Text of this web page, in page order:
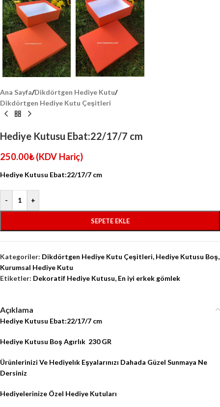
Ana Sayfa/Dikdörtgen Hediye Kutu/
Dikdörtgen Hediye Kutu Çeşitleri
Hediye Kutusu Ebat:22/17/7 cm
250.00₺ (KDV Hariç)
Hediye Kutusu Ebat:22/17/7 cm
- +
SEPETE EKLE
Kategoriler: Dikdörtgen Hediye Kutu Çeşitleri, Hediye Kutusu Boş,
Kurumsal Hediye Kutu
Etiketler: Dekoratif Hediye Kutusu, En iyi erkek gömlek
Açıklama
Hediye Kutusu Ebat:22/17/7 cm
Hediye Kutusu Boş Agırlık 230 GR
Ürünlerinizi Ve Hediyelık Eşyalarınızı Dahada Güzel Sunmaya Ne
Dersiniz
Hediyelerinize Özel Hediye Kutuları